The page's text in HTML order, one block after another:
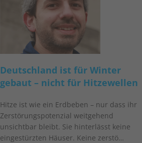
Deutschland ist für Winter
gebaut – nicht für Hitzewellen
Hitze ist wie ein Erdbeben – nur dass ihr
Zerstörungspotenzial weitgehend
unsichtbar bleibt. Sie hinterlässt keine
eingestürzten Häuser. Keine zerstö…